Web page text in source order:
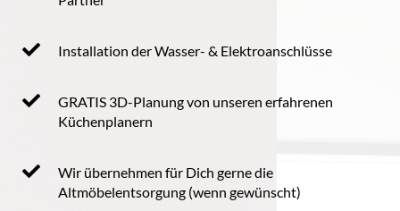
Installation der Wasser- & Elektroanschlüsse
GRATIS 3D-Planung von unseren erfahrenen
Küchenplanern
Wir übernehmen für Dich gerne die
Altmöbelentsorgung (wenn gewünscht)